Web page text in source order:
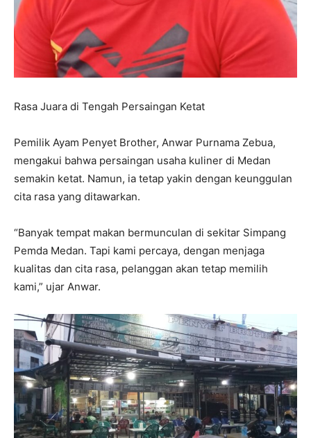
Rasa Juara di Tengah Persaingan Ketat
Pemilik Ayam Penyet Brother, Anwar Purnama Zebua,
mengakui bahwa persaingan usaha kuliner di Medan
semakin ketat. Namun, ia tetap yakin dengan keunggulan
cita rasa yang ditawarkan.
“Banyak tempat makan bermunculan di sekitar Simpang
Pemda Medan. Tapi kami percaya, dengan menjaga
kualitas dan cita rasa, pelanggan akan tetap memilih
kami,” ujar Anwar.